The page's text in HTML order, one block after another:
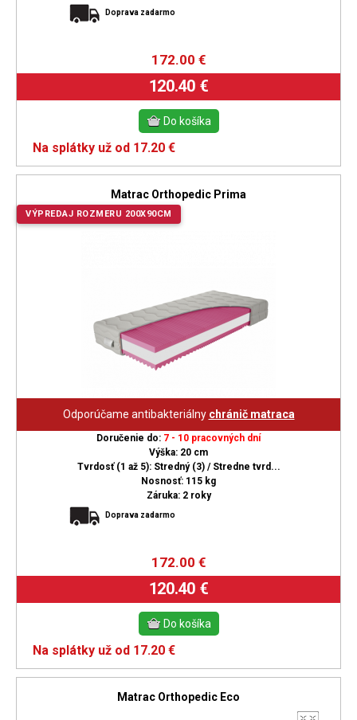
Doprava zadarmo
172.00 €
120.40 €
Na splátky už od 17.20 €
Matrac Orthopedic Prima
VÝPREDAJ ROZMERU 200X90CM
Odporúčame antibakteriálny chránič matraca
Doručenie do: 7 - 10 pracovných dní
Výška: 20 cm
Tvrdosť (1 až 5): Stredný (3) / Stredne tvrd...
Nosnosť: 115 kg
Záruka: 2 roky
Doprava zadarmo
172.00 €
120.40 €
Na splátky už od 17.20 €
Matrac Orthopedic Eco